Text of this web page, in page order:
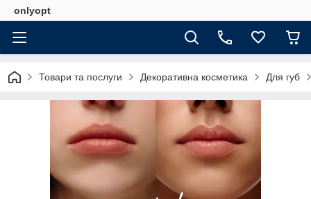
onlyopt
Товари та послуги Декоративна косметика Для губ